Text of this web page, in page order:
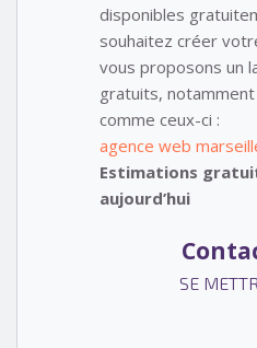
disponibles
souhaitez créer
vous proposons un
gratuits,
comme ceux-ci :
agence web
Estimations
aujourd’hui
SE